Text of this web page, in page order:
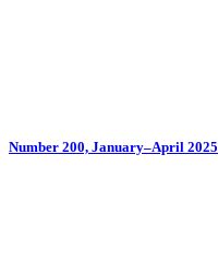
Number 200, January–April 2025